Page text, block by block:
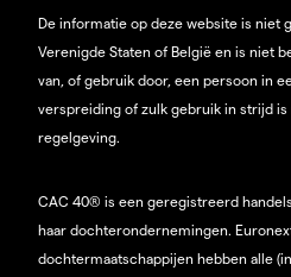
De informatie op deze website is niet
Verenigde Staten of België en is niet
van, of gebruik door, een persoon in
verspreiding of zulk gebruik in strijd
regelgeving.
CAC 40® is een geregistreerd
haar dochterondernemingen.
dochtermaatschappijen hebben alle